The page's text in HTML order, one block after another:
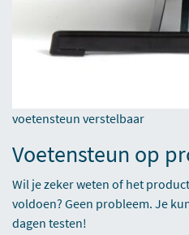
voetensteun verstelbaar
Voetensteun op
Wil je zeker weten of het
voldoen? Geen probleem. Je
dagen testen!